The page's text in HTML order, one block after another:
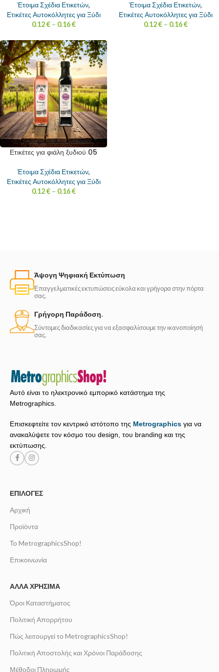
Έτοιμα Σχέδια Ετικετών,
Ετικέτες Αυτοκόλλητες για Ξύδι
0.12€ – 0.16€
Έτοιμα Σχέδια Ετικετών,
Ετικέτες Αυτοκόλλητες για Ξύδι
0.12€ – 0.16€
Ετικέτες για φιάλη ξυδιού 05
Έτοιμα Σχέδια Ετικετών,
Ετικέτες Αυτοκόλλητες για Ξύδι
0.12€ – 0.16€
Άψογη Ψηφιακή Εκτύπωση
Επαγγελματικές εκτυπώσεις εύκολα και γρήγορα στην πόρτα
σας.
Γρήγορη Παράδοση.
Σύντομες διαδικασίες για να εξασφαλίσουμε την ικανοποίησή
σας.
Αυτό είναι το ηλεκτρονικό εμπορικό κατάστημα της
Metrographics.
Επισκεφτείτε τον κεντρικό ιστότοπο της Metrographics για να
ανακαλύψετε τον κόσμο του design, του branding και της
εκτύπωσης.
ΕΠΙΛΟΓΈΣ
Αρχική
Προϊόντα
Το MetrographicsShop!
Επικοινωνία
ΆΛΛΑ ΧΡΉΣΙΜΑ
Όροι Καταστήματος
Πολιτική Απορρήτου
Πώς λειτουργεί το MetrographicsShop!
Πολιτική Αποστολής και Χρόνοι Παράδοσης
Μέθοδοι Πληρωμής